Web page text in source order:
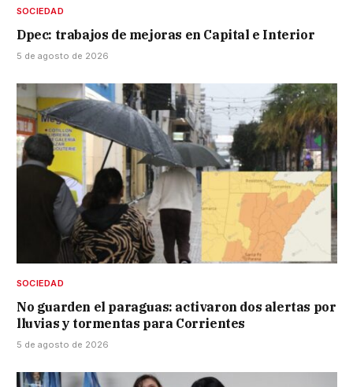
SOCIEDAD
Dpec: trabajos de mejoras en Capital e Interior
5 de agosto de 2026
SOCIEDAD
No guarden el paraguas: activaron dos alertas por
lluvias y tormentas para Corrientes
5 de agosto de 2026